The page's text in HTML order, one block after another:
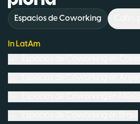
Espacios de Coworking
In LatAm